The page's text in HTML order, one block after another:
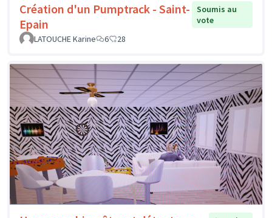
Création d'un Pumptrack - Saint-
Epain
Soumis au
vote
LATOUCHE Karine
6 28